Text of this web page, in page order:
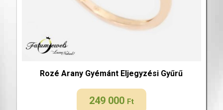
Rozé Arany Gyémánt Eljegyzési Gyűrű
249 000 Ft